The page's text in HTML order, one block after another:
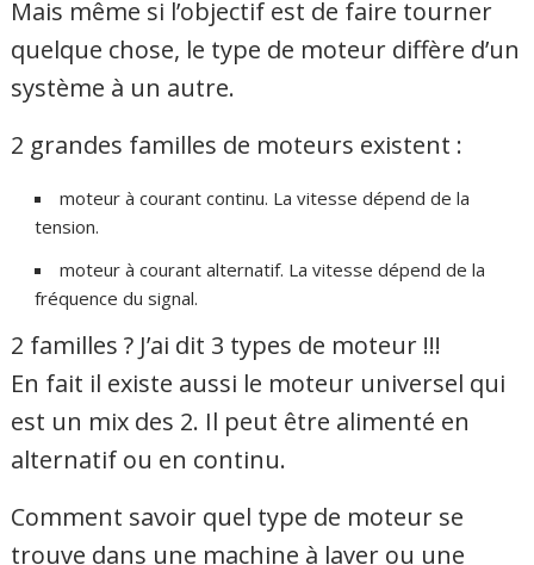
Mais même si l’objectif est de faire tourner
quelque chose, le type de moteur diffère d’un
système à un autre.
2 grandes familles de moteurs existent :
moteur à courant continu. La vitesse dépend de la
tension.
moteur à courant alternatif. La vitesse dépend de la
fréquence du signal.
2 familles ? J’ai dit 3 types de moteur !!!
En fait il existe aussi le moteur universel qui
est un mix des 2. Il peut être alimenté en
alternatif ou en continu.
Comment savoir quel type de moteur se
trouve dans une machine à laver ou une